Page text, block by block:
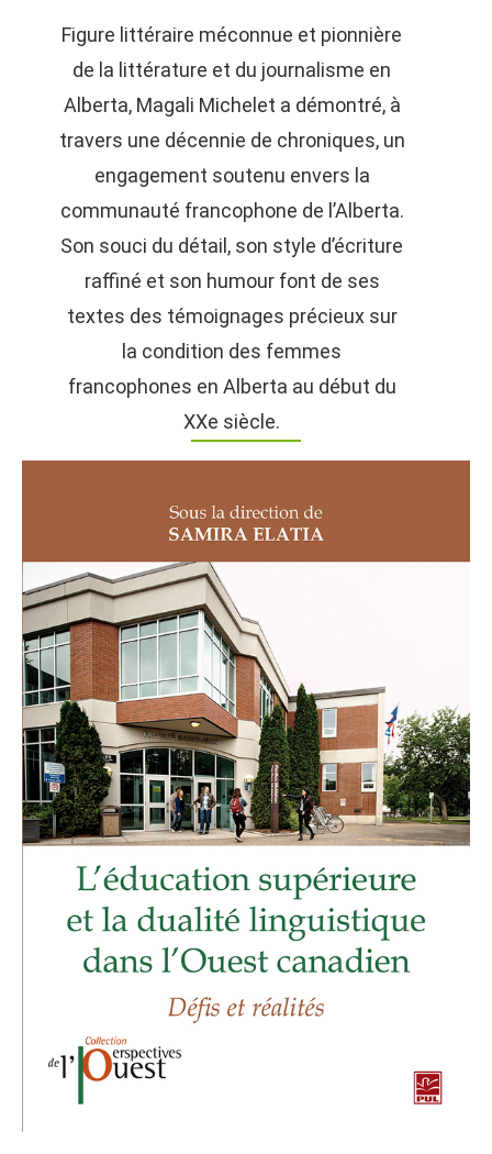
Figure littéraire méconnue et pionnière
de la littérature et du journalisme en
Alberta, Magali Michelet a démontré, à
travers une décennie de chroniques, un
engagement soutenu envers la
communauté francophone de l’Alberta.
Son souci du détail, son style d’écriture
raffiné et son humour font de ses
textes des témoignages précieux sur
la condition des femmes
francophones en Alberta au début du
XXe siècle.